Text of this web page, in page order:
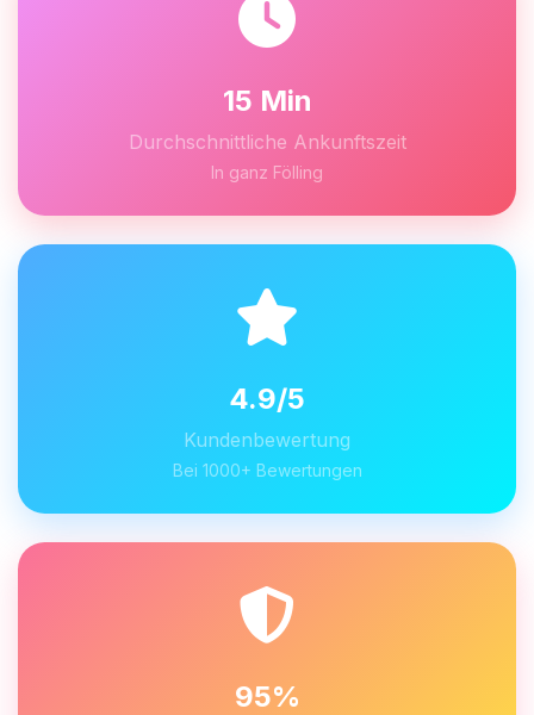
15 Min
Durchschnittliche Ankunftszeit
In ganz Fölling
4.9/5
Kundenbewertung
Bei 1000+ Bewertungen
95%